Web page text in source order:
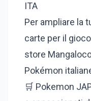
ITA
Per ampliare la
carte per il
store
Pokémon
🛒 Pokemon